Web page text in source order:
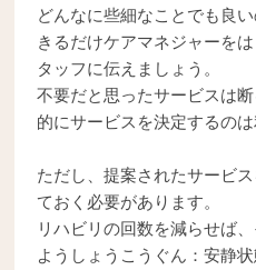
どんなに些細なことでも良
きるだけケアマネジャーを
タッフに伝えましょう。
不要だと思ったサービスは
的にサービスを決定するのは
ただし、提案されたサービ
ておく必要があります。
リハビリの回数を減らせば
ようしょうこうぐん：安静